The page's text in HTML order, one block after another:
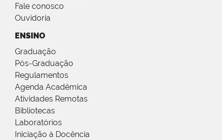
Fale conosco
Ouvidoria
ENSINO
Graduação
Pós-Graduação
Regulamentos
Agenda Acadêmica
Atividades Remotas
Bibliotecas
Laboratórios
Iniciação à Docência